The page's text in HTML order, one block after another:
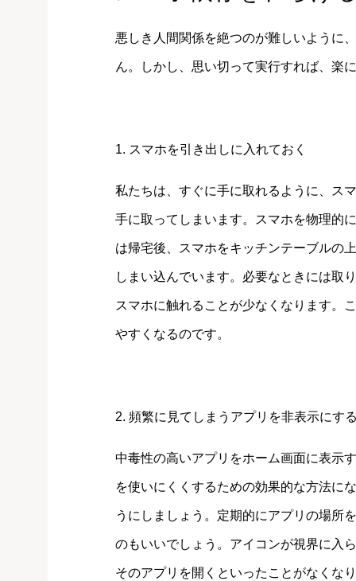
悪しき人間関係を絶つのが難しいように
ん。しかし、思い切って実行すれば、楽
1. スマホを引き出しに入れておく
私たちは、すぐに手に取れるように、ス
手に取ってしまいます。スマホを物理的
は帰宅後、スマホをキッチンテーブルの
しまい込んでいます。必要なときには取
スマホに触れることが少なくなります。
やすくなるのです。
2. 頻繁に見てしまうアプリを非表示にす
中毒性の高いアプリをホーム画面に表示
を使いにくくするための効果的な方法に
うにしましょう。定期的にアプリの場所
のもいいでしょう。アイコンが視界に入
そのアプリを開くといったことがなくな